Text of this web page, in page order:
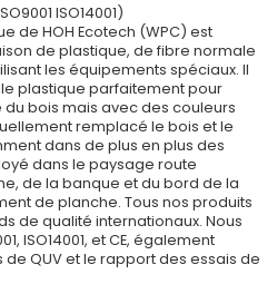
ISO14001)
de HOH Ecotech (WPC) est
de plastique, de fibre normale
les équipements spéciaux. Il
plastique parfaitement pour
bois mais avec des couleurs
remplacé le bois et le
dans de plus en plus des
dans le paysage route
de la banque et du bord de la
de planche. Tous nos produits
de qualité internationaux. Nous
ISO14001, et CE, également
QUV et le rapport des essais de